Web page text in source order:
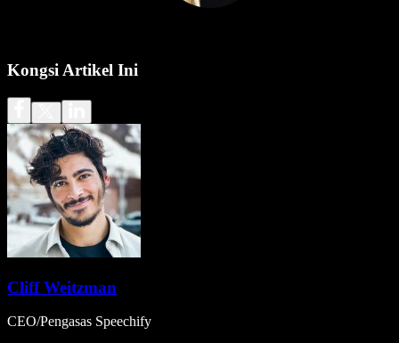
Kongsi Artikel Ini
Cliff Weitzman
CEO/Pengasas Speechify